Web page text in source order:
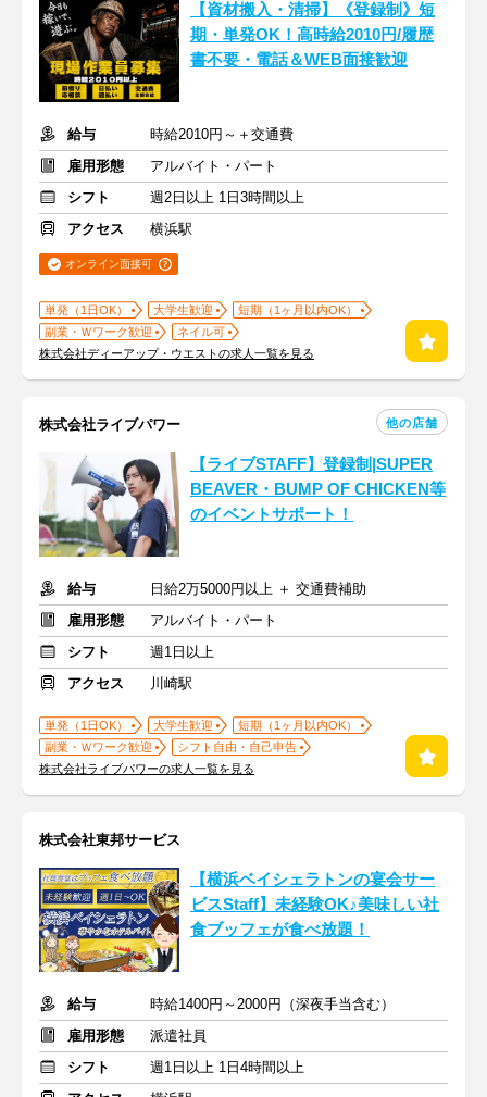
【資材搬入・清掃】《登録制》短
期・単発OK！高時給2010円/履歴
書不要・電話＆WEB面接歓迎
給与
時給2010円～＋交通費
雇用形態
アルバイト・パート
シフト
週2日以上 1日3時間以上
アクセス
横浜駅
オンライン面接可
単発（1日OK） 大学生歓迎
短期（1ヶ月以内OK）
副業・Ｗワーク歓迎
ネイル可
株式会社ディーアップ・ウエストの求人一覧を見る
株式会社ライブパワー 他の店舗
【ライブSTAFF】登録制|SUPER
BEAVER・BUMP OF CHICKEN等
のイベントサポート！
給与
日給2万5000円以上 ＋ 交通費補助
雇用形態
アルバイト・パート
シフト
週1日以上
アクセス
川崎駅
単発（1日OK） 大学生歓迎
短期（1ヶ月以内OK）
副業・Ｗワーク歓迎
シフト自由・自己申告
株式会社ライブパワーの求人一覧を見る
株式会社東邦サービス
【横浜ベイシェラトンの宴会サー
ビスStaff】未経験OK♪美味しい社
食ブッフェが食べ放題！
給与
時給1400円～2000円（深夜手当含む）
雇用形態
派遣社員
シフト
週1日以上 1日4時間以上